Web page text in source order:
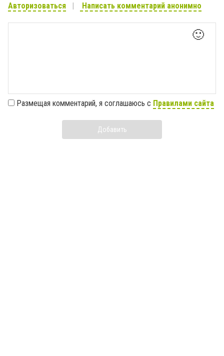
Авторизоваться Написать комментарий анонимно
🙂
Размещая комментарий, я соглашаюсь с Правилами сайта
Добавить